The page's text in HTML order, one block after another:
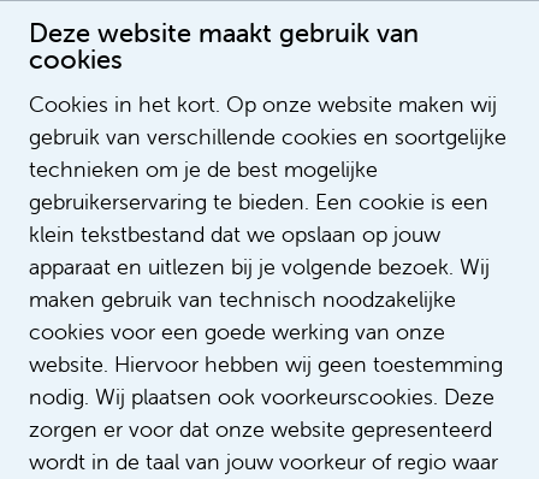
Deze website maakt gebruik van
cookies
Cookies in het kort. Op onze website maken wij
gebruik van verschillende cookies en soortgelijke
technieken om je de best mogelijke
gebruikerservaring te bieden. Een cookie is een
klein tekstbestand dat we opslaan op jouw
apparaat en uitlezen bij je volgende bezoek. Wij
maken gebruik van technisch noodzakelijke
cookies voor een goede werking van onze
website. Hiervoor hebben wij geen toestemming
nodig. Wij plaatsen ook voorkeurscookies. Deze
zorgen er voor dat onze website gepresenteerd
wordt in de taal van jouw voorkeur of regio waar
Freek van der Hoeve
Recruitmentadviseur